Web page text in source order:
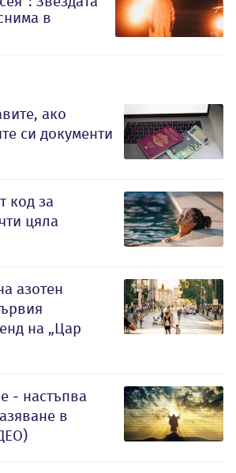
в
ако
си документи
код за
цяла
азотен
на „Цар
- настъпва
в